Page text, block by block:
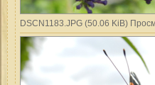
DSCN1183.JPG (50.06 KiB)